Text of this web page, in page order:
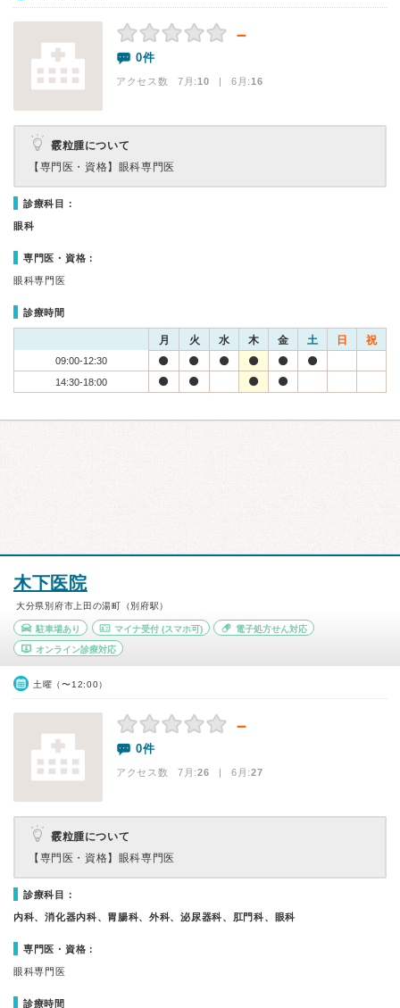
－
0件
アクセス数 7月:10 | 6月:16
霰粒腫について
【専門医・資格】 眼科専門医
診療科目：
眼科
専門医・資格：
眼科専門医
診療時間
月 火 水 木 金 土 日 祝
09:00-12:30
14:30-18:00
木下医院
大分県別府市上田の湯町（別府駅）
駐車場あり マイナ受付(スマホ可) 電子処方せん対応
オンライン診療対応
土曜（〜12:00）
－
0件
アクセス数 7月:26 | 6月:27
霰粒腫について
【専門医・資格】 眼科専門医
診療科目：
内科、消化器内科、胃腸科、外科、泌尿器科、肛門科、眼科
専門医・資格：
眼科専門医
診療時間